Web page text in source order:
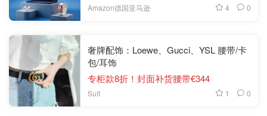
Amazon德国亚马逊 4 0
奢牌配饰：Loewe、Gucci、YSL 腰带/卡
包/耳饰
专柜款8折！封面补货腰带€344
Suit 1 0